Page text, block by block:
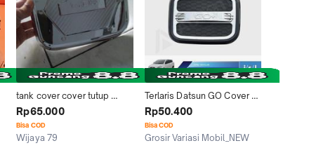
tank cover cover tutup
bensin Datsun Go+
Rp65.000
Bisa COD
Wijaya 79
Terlaris Datsun GO Cover
Tutup Bensin JSL/Tank
Cover Luxury Black
Rp50.400
Bisa COD
Grosir Variasi Mobil_NEW